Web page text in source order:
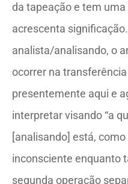
da tapeação e tem
acrescenta
analista/analisando, o
ocorrer na
presentemente aqui e
interpretar visando “a
[analisando] está,
inconsciente enquanto
segunda operação